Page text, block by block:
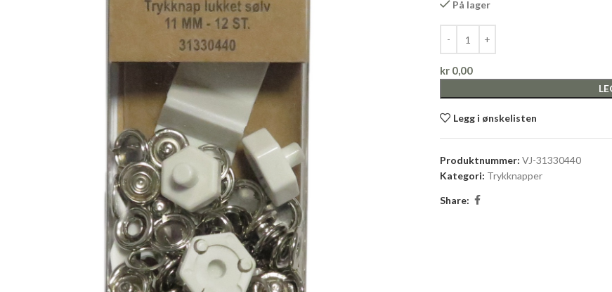
På lager
kr0,00
Legg i ønskelisten
Produktnummer: VJ-31330440
Kategori: Trykknapper
Share: